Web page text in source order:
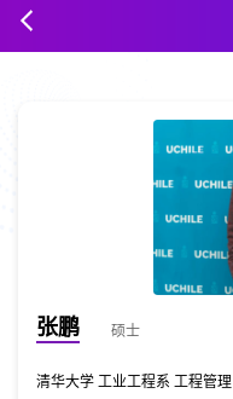
张鹏 硕士
清华大学 工业工程系 工程管理